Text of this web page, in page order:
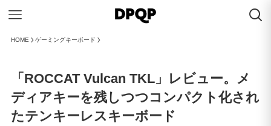
HOME ゲーミングキーボード
「ROCCAT Vulcan TKL」レビュー。メ
ディアキーを残しつつコンパクト化され
たテンキーレスキーボード